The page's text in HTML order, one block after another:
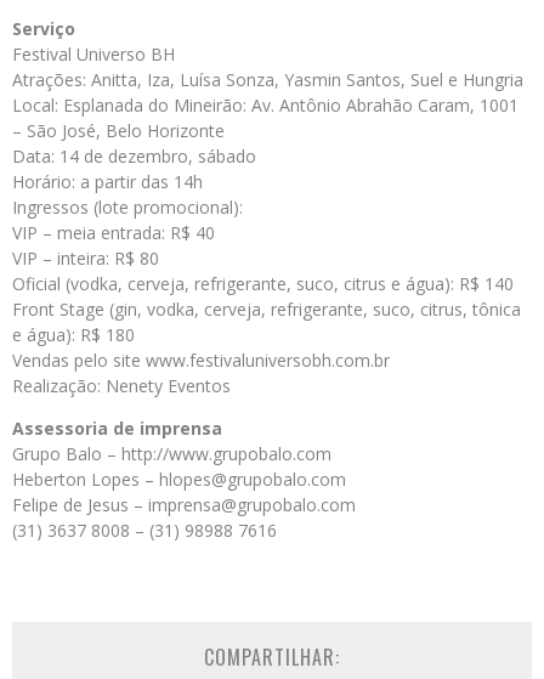
Serviço
Festival Universo BH
Atrações: Anitta, Iza, Luísa Sonza, Yasmin Santos, Suel e Hungria
Local: Esplanada do Mineirão: Av. Antônio Abrahão Caram, 1001
– São José, Belo Horizonte
Data: 14 de dezembro, sábado
Horário: a partir das 14h
Ingressos (lote promocional):
VIP – meia entrada: R$ 40
VIP – inteira: R$ 80
Oficial (vodka, cerveja, refrigerante, suco, citrus e água): R$ 140
Front Stage (gin, vodka, cerveja, refrigerante, suco, citrus, tônica
e água): R$ 180
Vendas pelo site www.festivaluniversobh.com.br
Realização: Nenety Eventos
Assessoria de imprensa
Grupo Balo – http://www.grupobalo.com
Heberton Lopes – hlopes@grupobalo.com
Felipe de Jesus – imprensa@grupobalo.com
(31) 3637 8008 – (31) 98988 7616
COMPARTILHAR: